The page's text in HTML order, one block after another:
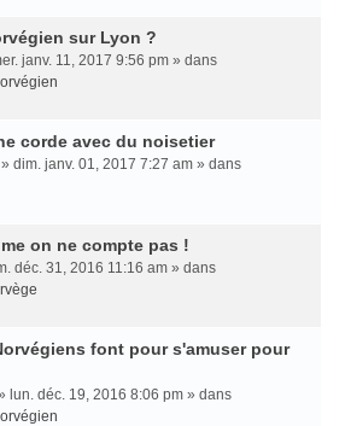
sur Lyon ?
janv. 11, 2017 9:56 pm » dans
corde avec du noisetier
» dim. janv. 01, 2017 7:27 am » dans
on ne compte pas !
déc. 31, 2016 11:16 am » dans
font pour s'amuser pour
lun. déc. 19, 2016 8:06 pm » dans